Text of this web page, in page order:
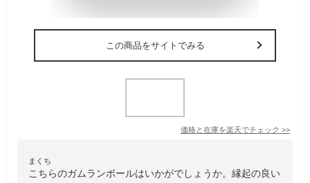
この商品をサイトでみる
価格と在庫を楽天でチェック >>
まくち
こちらのガムランボールはいかがでしょうか。縁起の良い